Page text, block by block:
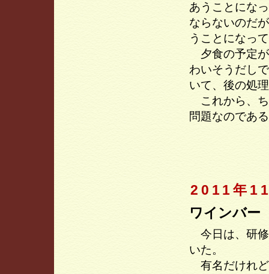
あうことにな
ならないのだ
うことになっ
夕食の予定が
わいそうだし
いて、後の処
これから、ち
問題なのであ
2011年
ワインバー
今日は、研修
いた。
有名だけれど